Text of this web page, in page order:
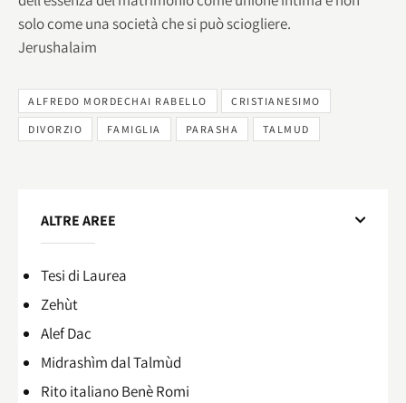
solo come una società che si può sciogliere.
Jerushalaim
ALFREDO MORDECHAI RABELLO CRISTIANESIMO
DIVORZIO FAMIGLIA PARASHA TALMUD
ALTRE AREE
Tesi di Laurea
Zehùt
Alef Dac
Midrashìm dal Talmùd
Rito italiano Benè Romi​